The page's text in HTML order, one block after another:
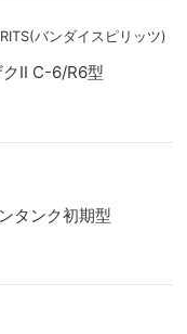
バンダイスピリッツ)
II C-6/R6型
タンク初期型